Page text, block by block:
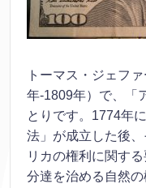
トーマス・ジェフ
年-1809年）で、「
とりです。1774年
法」が成立した後
リカの権利に関す
分達を治める自然